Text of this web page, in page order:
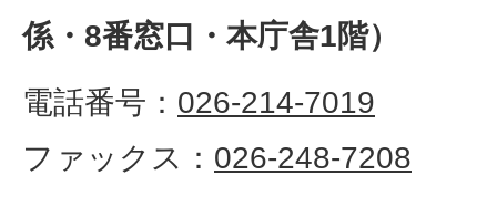
係・8番窓口・本庁舎1階）
電話番号： 026-214-7019
ファックス： 026-248-7208